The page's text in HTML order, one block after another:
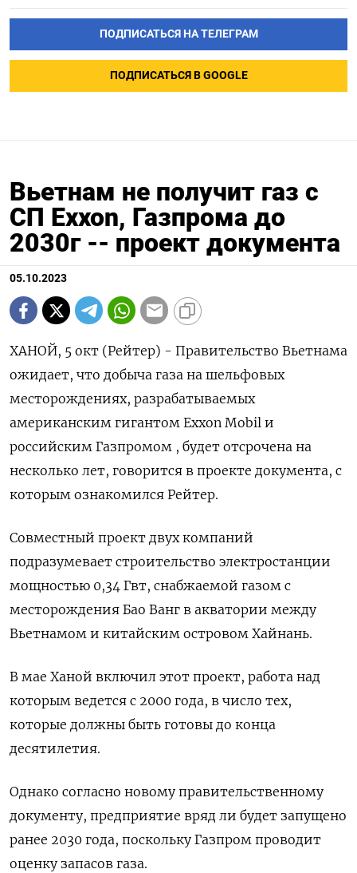
ПОДПИСАТЬСЯ НА ТЕЛЕГРАМ
ПОДПИСАТЬСЯ В GOOGLE
Вьетнам не получит газ с
СП Exxon, Газпрома до
2030г -- проект документа
05.10.2023
ХАНОЙ, 5 окт (Рейтер) - Правительство Вьетнама
ожидает, что добыча газа на шельфовых
месторождениях, разрабатываемых
американским гигантом Exxon Mobil и
российским Газпромом , будет отсрочена на
несколько лет, говорится в проекте документа, с
которым ознакомился Рейтер.
Совместный проект двух компаний
подразумевает строительство электростанции
мощностью 0,34 Гвт, снабжаемой газом с
месторождения Бао Ванг в акватории между
Вьетнамом и китайским островом Хайнань.
В мае Ханой включил этот проект, работа над
которым ведется с 2000 года, в число тех,
которые должны быть готовы до конца
десятилетия.
Однако согласно новому правительственному
документу, предприятие вряд ли будет запущено
ранее 2030 года, поскольку Газпром проводит
оценку запасов газа.